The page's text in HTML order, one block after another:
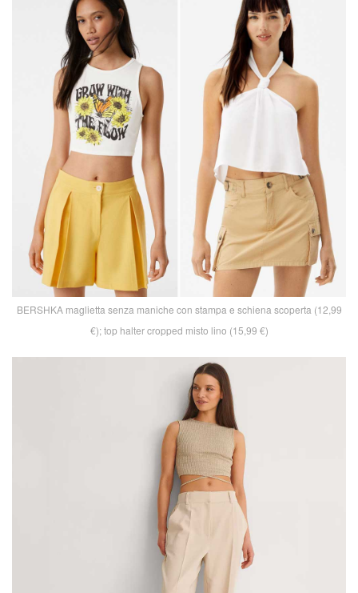
BERSHKA maglietta senza maniche con stampa e schiena scoperta (12,99
€); top halter cropped misto lino (15,99 €)